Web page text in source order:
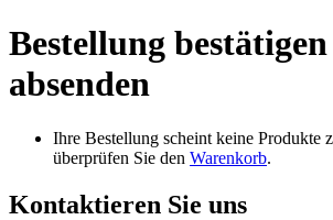
Bestellung
absenden
Ihre Bestellung scheint keine Produkte
überprüfen Sie den Warenkorb.
Kontaktieren Sie uns